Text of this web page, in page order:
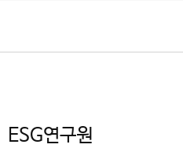
건
대
메ESG연구원